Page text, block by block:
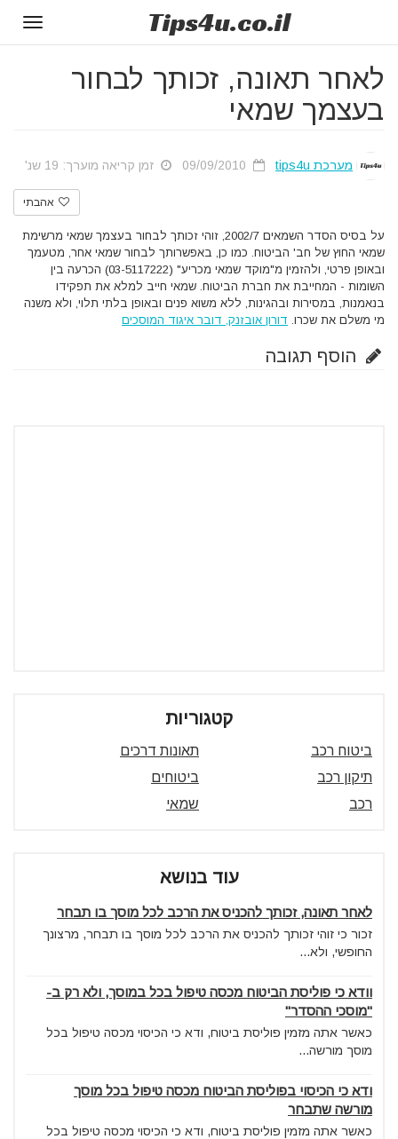
Tips4u.co.il
לאחר תאונה, זכותך לבחור
בעצמך שמאי
מערכת tips4u זמן קריאה מוערך: 19 שנ'
אהבתי
על בסיס הסדר השמאים 2002/7, זוהי זכותך לבחור בעצמך שמאי מרשימת
שמאי החוץ של חב' הביטוח. כמו כן, באפשרותך לבחור שמאי אחר, מטעמך
ובאופן פרטי, ולהזמין מ"מוקד שמאי מכריע" (03-5117222) הכרעה בין
השומות - המחייבת את חברת הביטוח. שמאי חייב למלא את תפקידו
בנאמנות, במסירות ובהגינות, ללא משוא פנים ובאופן בלתי תלוי, ולא משנה
מי משלם את שכרו. דורון אובזנק, דובר איגוד המוסכים
הוסף תגובה
קטגוריות
ביטוח רכב
תאונות דרכים
תיקון רכב
ביטוחים
רכב
שמאי
עוד בנושא
לאחר תאונה, זכותך להכניס את הרכב לכל מוסך בו תבחר
זכור כי זוהי זכותך להכניס את הרכב לכל מוסך בו תבחר, מרצונך
החופשי, ולא...
וודא כי פוליסת הביטוח מכסה טיפול בכל במוסך, ולא רק ב-
"מוסכי ההסדר"
כאשר אתה מזמין פוליסת ביטוח, ודא כי הכיסוי מכסה טיפול בכל
מוסך מורשה...
ודא כי הכיסוי בפוליסת הביטוח מכסה טיפול בכל מוסך
מורשה שתבחר
כאשר אתה מזמין פוליסת ביטוח, ודא כי הכיסוי מכסה טיפול בכל